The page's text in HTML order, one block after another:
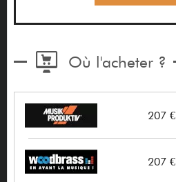
Où l'acheter ?
207 €
207 €